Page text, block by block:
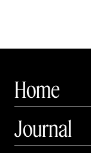
Home
Journal